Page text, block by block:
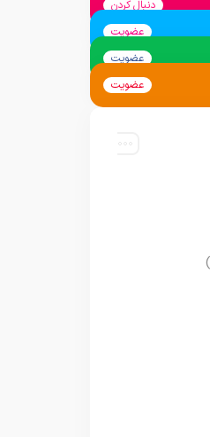
دنبال کردن
عضویت
عضویت
عضویت